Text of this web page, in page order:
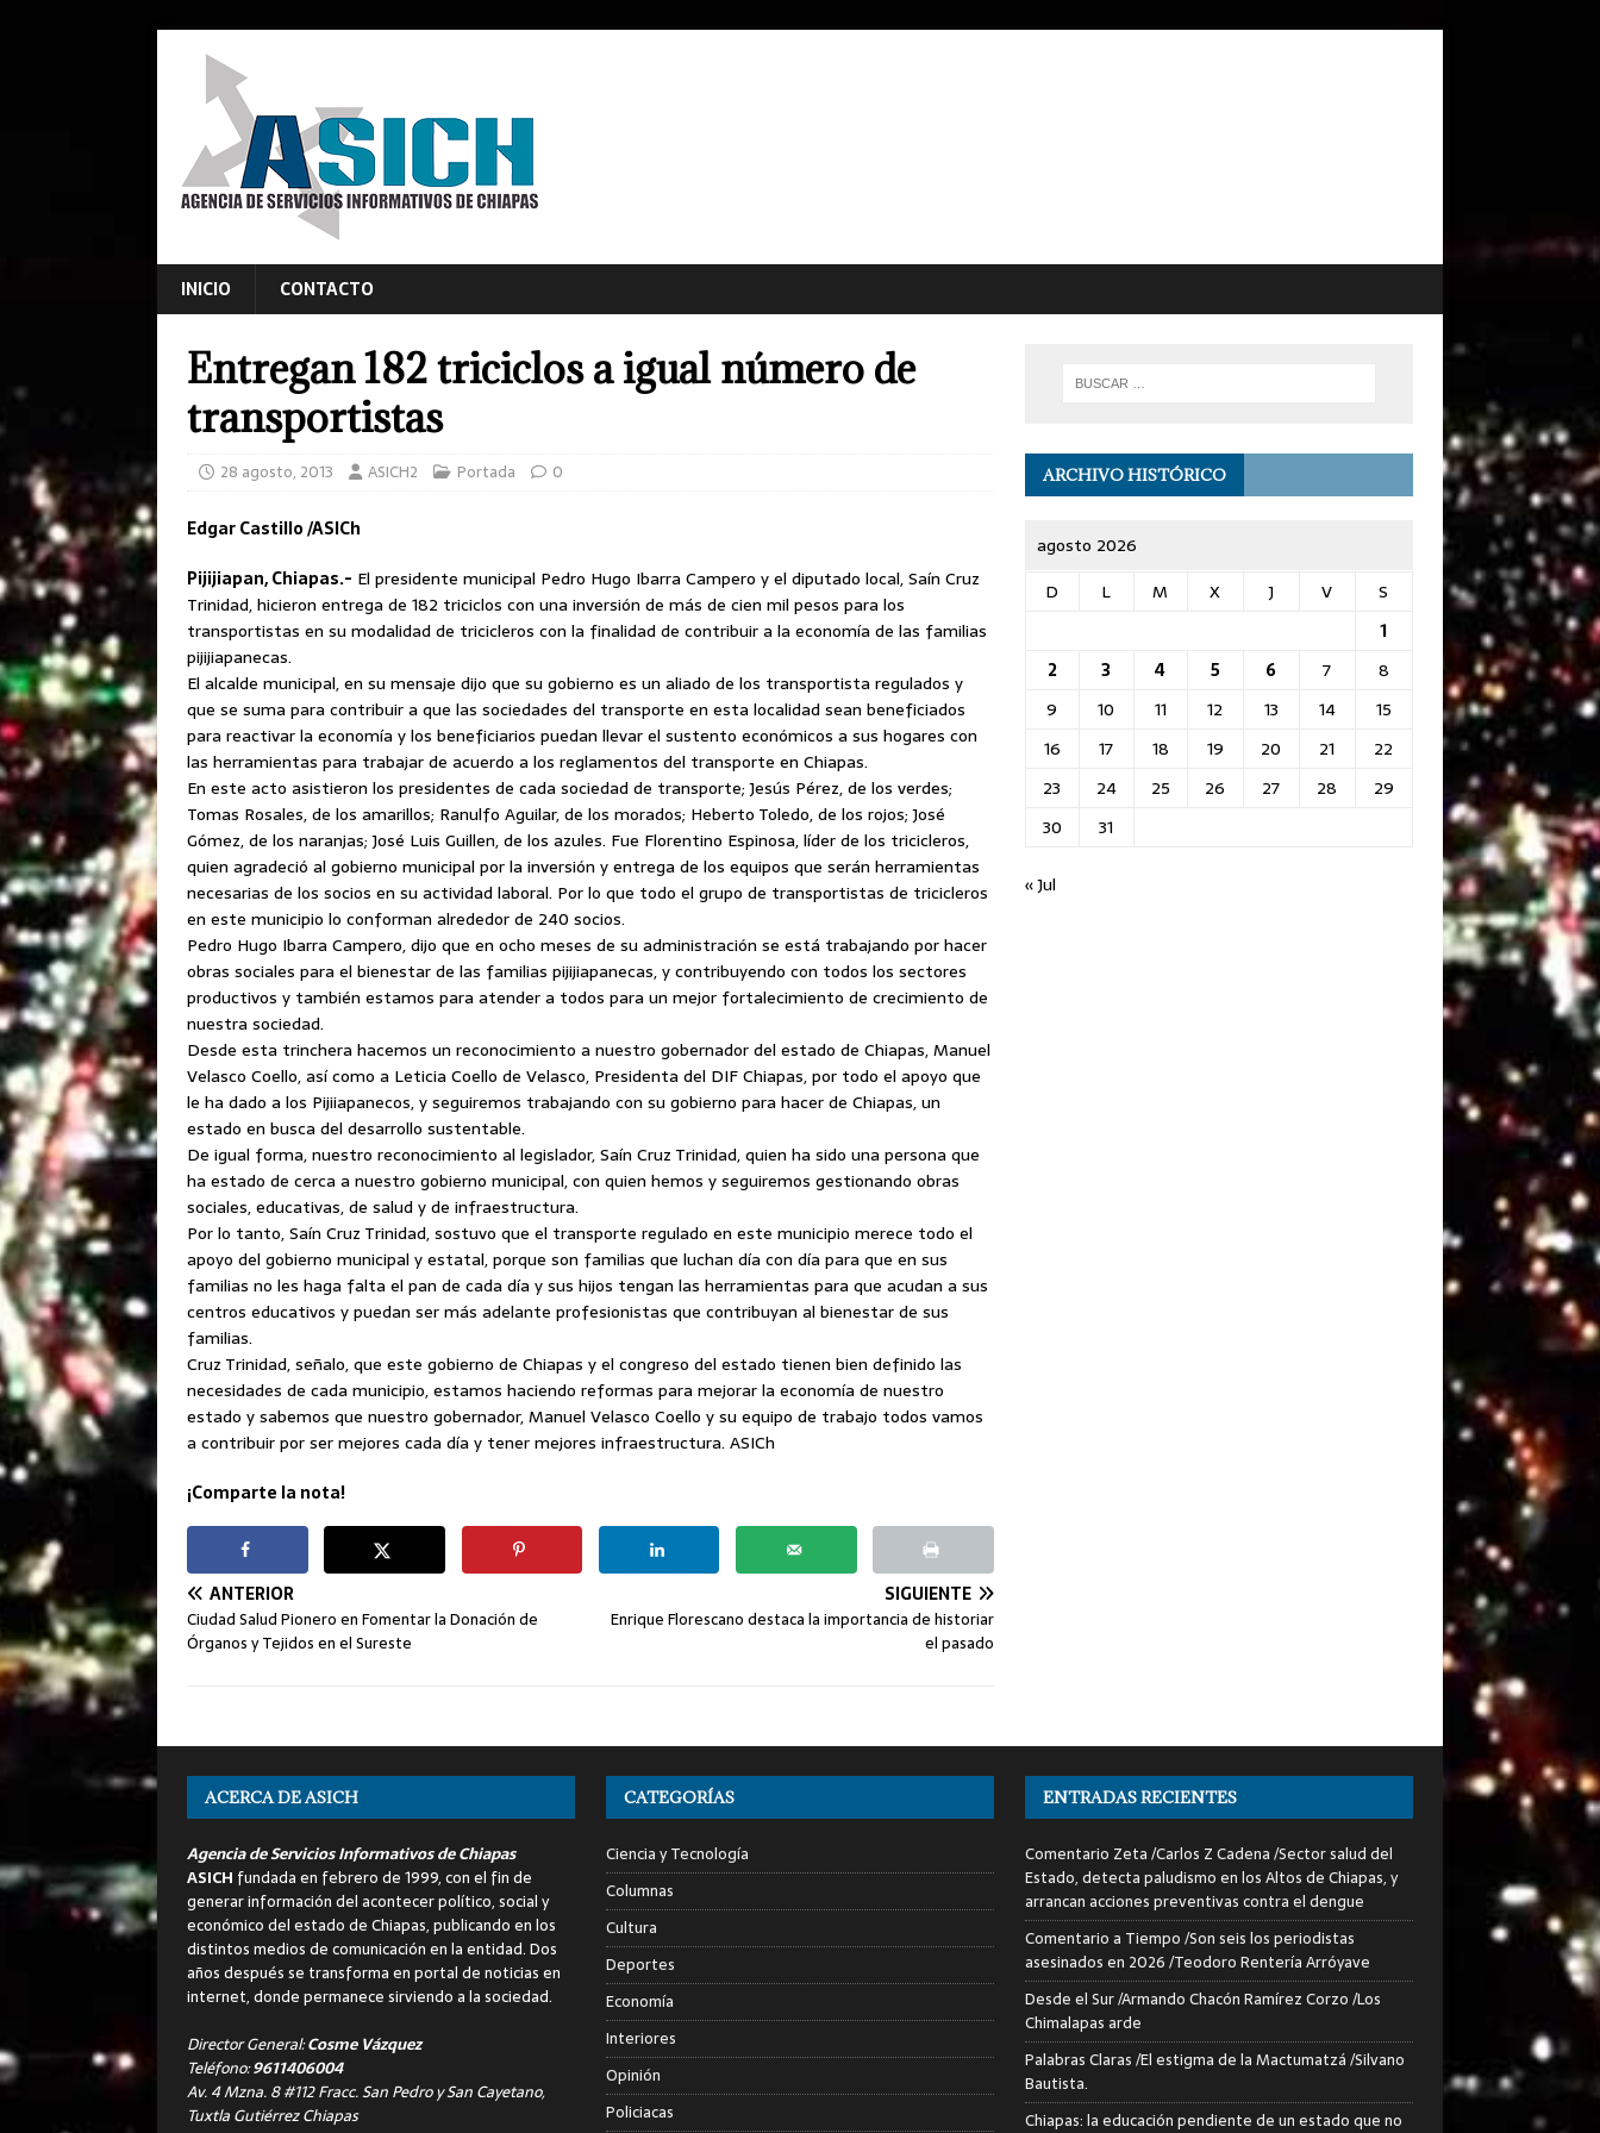
INICIO CONTACTO
Entregan 182 triciclos a igual número de
transportistas
28 agosto, 2013 ASICH2 Portada 0
Edgar Castillo /ASICh
Pijijiapan, Chiapas.- El presidente municipal Pedro Hugo Ibarra Campero y el diputado local, Saín Cruz
Trinidad, hicieron entrega de 182 triciclos con una inversión de más de cien mil pesos para los
transportistas en su modalidad de tricicleros con la finalidad de contribuir a la economía de las familias
pijijiapanecas.
El alcalde municipal, en su mensaje dijo que su gobierno es un aliado de los transportista regulados y
que se suma para contribuir a que las sociedades del transporte en esta localidad sean beneficiados
para reactivar la economía y los beneficiarios puedan llevar el sustento económicos a sus hogares con
las herramientas para trabajar de acuerdo a los reglamentos del transporte en Chiapas.
En este acto asistieron los presidentes de cada sociedad de transporte; Jesús Pérez, de los verdes;
Tomas Rosales, de los amarillos; Ranulfo Aguilar, de los morados; Heberto Toledo, de los rojos; José
Gómez, de los naranjas; José Luis Guillen, de los azules. Fue Florentino Espinosa, líder de los tricicleros,
quien agradeció al gobierno municipal por la inversión y entrega de los equipos que serán herramientas
necesarias de los socios en su actividad laboral. Por lo que todo el grupo de transportistas de tricicleros
en este municipio lo conforman alrededor de 240 socios.
Pedro Hugo Ibarra Campero, dijo que en ocho meses de su administración se está trabajando por hacer
obras sociales para el bienestar de las familias pijijiapanecas, y contribuyendo con todos los sectores
productivos y también estamos para atender a todos para un mejor fortalecimiento de crecimiento de
nuestra sociedad.
Desde esta trinchera hacemos un reconocimiento a nuestro gobernador del estado de Chiapas, Manuel
Velasco Coello, así como a Leticia Coello de Velasco, Presidenta del DIF Chiapas, por todo el apoyo que
le ha dado a los Pijiiapanecos, y seguiremos trabajando con su gobierno para hacer de Chiapas, un
estado en busca del desarrollo sustentable.
De igual forma, nuestro reconocimiento al legislador, Saín Cruz Trinidad, quien ha sido una persona que
ha estado de cerca a nuestro gobierno municipal, con quien hemos y seguiremos gestionando obras
sociales, educativas, de salud y de infraestructura.
Por lo tanto, Saín Cruz Trinidad, sostuvo que el transporte regulado en este municipio merece todo el
apoyo del gobierno municipal y estatal, porque son familias que luchan día con día para que en sus
familias no les haga falta el pan de cada día y sus hijos tengan las herramientas para que acudan a sus
centros educativos y puedan ser más adelante profesionistas que contribuyan al bienestar de sus
familias.
Cruz Trinidad, señalo, que este gobierno de Chiapas y el congreso del estado tienen bien definido las
necesidades de cada municipio, estamos haciendo reformas para mejorar la economía de nuestro
estado y sabemos que nuestro gobernador, Manuel Velasco Coello y su equipo de trabajo todos vamos
a contribuir por ser mejores cada día y tener mejores infraestructura. ASICh
¡Comparte la nota!
ANTERIOR
Ciudad Salud Pionero en Fomentar la Donación de
Órganos y Tejidos en el Sureste
SIGUIENTE
Enrique Florescano destaca la importancia de historiar
el pasado
ARCHIVO HISTÓRICO
agosto 2026
D
L M X J V
S
1
2
3 4 5 6 7
8
9
10 11 12 13 14
15
16
17 18 19 20 21
22
23
24 25 26 27 28
29
30
31
« Jul
ACERCA DE ASICH
Agencia de Servicios Informativos de Chiapas
ASICH fundada en febrero de 1999, con el fin de
generar información del acontecer político, social y
económico del estado de Chiapas, publicando en los
distintos medios de comunicación en la entidad. Dos
años después se transforma en portal de noticias en
internet, donde permanece sirviendo a la sociedad.
Director General:Cosme Vázquez
Teléfono:9611406004
Av. 4 Mzna. 8 #112 Fracc. San Pedro y San Cayetano,
Tuxtla Gutiérrez Chiapas
CATEGORÍAS
Ciencia y Tecnología
Columnas
Cultura
Deportes
Economía
Interiores
Opinión
Policiacas
ENTRADAS RECIENTES
Comentario Zeta /Carlos Z Cadena /Sector salud del
Estado, detecta paludismo en los Altos de Chiapas, y
arrancan acciones preventivas contra el dengue
Comentario a Tiempo /Son seis los periodistas
asesinados en 2026 /Teodoro Rentería Arróyave
Desde el Sur /Armando Chacón Ramírez Corzo /Los
Chimalapas arde
Palabras Claras /El estigma de la Mactumatzá /Silvano
Bautista.
Chiapas: la educación pendiente de un estado que no